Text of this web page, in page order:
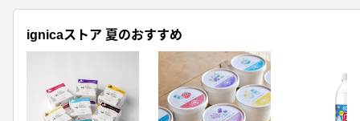
ignicaストア 夏のおすすめ